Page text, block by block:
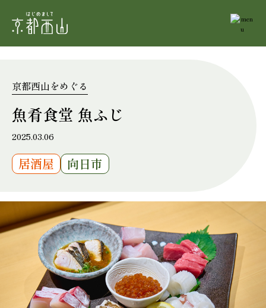
京都西山をめぐる
魚肴食堂 魚ふじ
2025.03.06
居酒屋 向日市